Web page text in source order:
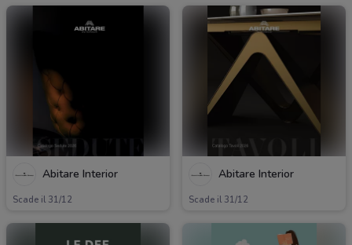
Abitare Interior
Scade il 31/12
Abitare Interior
Scade il 31/12